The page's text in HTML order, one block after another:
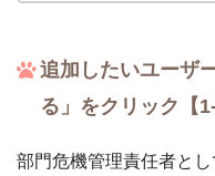
追加したいユーザ
る」をクリック【1-
部門危機管理責任者と